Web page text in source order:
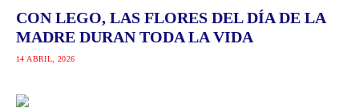
CON LEGO, LAS FLORES DEL DÍA DE LA
MADRE DURAN TODA LA VIDA
14 ABRIL, 2026